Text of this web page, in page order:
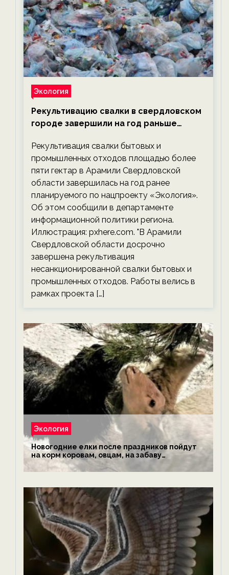
Экология
Рекультивацию свалки в свердловском
городе завершили на год раньше
экологии на ECOportal
Рекультивация свалки бытовых и
промышленных отходов площадью более
пяти гектар в Арамили Свердловской
области завершилась на год ранее
планируемого по нацпроекту «Экология».
Об этом сообщили в департаменте
информационной политики региона.
Иллюстрация: pxhere.com. "В Арамили
Свердловской области досрочно
завершена рекультивация
несанкционированной свалки бытовых и
промышленных отходов. Работы велись в
рамках проекта […]
Экология
Новогодние елки после праздников пойдут
на корм коровам, овцам, на забаву
обезьянам, львам и леопардам — новости
экологии на ECOportal